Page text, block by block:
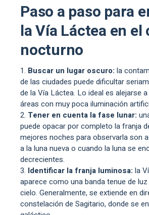
Paso a paso para
la Vía Láctea en el
nocturno
Buscar un lugar oscuro: la
de las ciudades puede dificultar
de la Vía Láctea. Lo ideal es alejarse
áreas con muy poca iluminación
Tener en cuenta la fase lunar:
puede opacar por completo la franja
mejores noches para observarla son
a la luna nueva o cuando la luna se
decrecientes.
Identificar la franja luminosa: la
aparece como una banda tenue de
cielo. Generalmente, se extiende en
constelación de Sagitario, donde se